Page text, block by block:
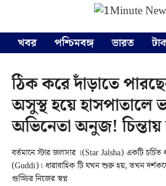
content
খবর
পশ্চিমবঙ্গ ভারত
ঠিক করে দাঁড়াতে
অসুস্থ হয়ে হাসপাতালে
অভিনেতা অনুজ! চিন্তায়
বর্তমানে স্টার জলসার ।(Star Jalsha) একটি চর্চিত
(Guddi)। ধারাবাহিক টি যখন শুরু হয়, তখন
গুড্ডির নিজের স্বপ্ন